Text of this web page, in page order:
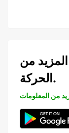
من
الحركة.
من المعلومات